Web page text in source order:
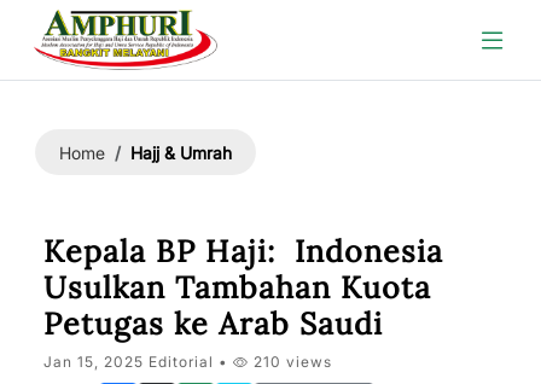
Home Hajj & Umrah
Kepala BP Haji: Indonesia
Usulkan Tambahan Kuota
Petugas ke Arab Saudi
Jan 15, 2025 Editorial • 210 views